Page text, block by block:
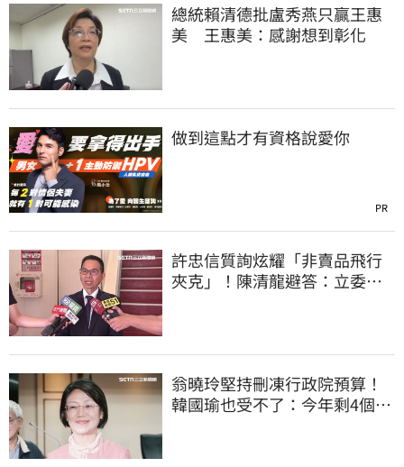
總統賴清德批盧秀燕只贏王惠
美 王惠美：感謝想到彰化
做到這點才有資格說愛你
PR
許忠信質詢炫耀「非賣品飛行
夾克」！陳清龍避答：立委質
翁曉玲堅持刪凍行政院預算！
韓國瑜也受不了：今年剩4個月